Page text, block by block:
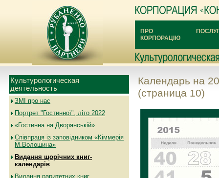
ПРО
КОРПОРАЦІЮ
Культурологическая
деятельность
ЗМІ про нас
Портрет "Гостинної", літо 2022
«Гостинна на Дворянській»
Співпраця із заповідником «Кіммерія
М.Волошина»
Видання щорічних книг-
календарів
Видання раритетних книг
Календарь на
(страница 10)